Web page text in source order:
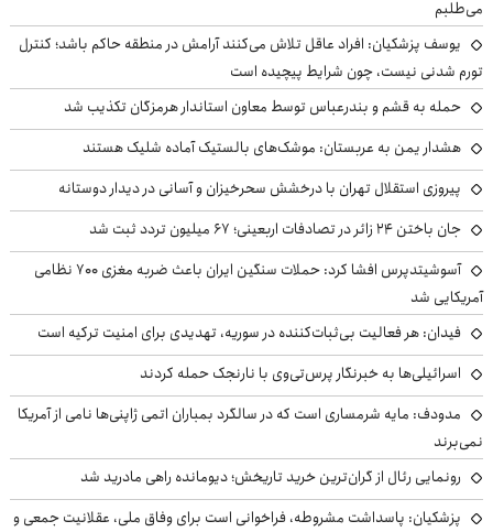
می‌طلبم
یوسف پزشکیان: افراد عاقل تلاش می‌کنند آرامش در منطقه حاکم باشد؛ کنترل
تورم شدنی نیست، چون شرایط پیچیده است
حمله به قشم و بندرعباس توسط معاون استاندار هرمزگان تکذیب شد
هشدار یمن به عربستان: موشک‌های بالستیک آماده شلیک هستند
پیروزی استقلال تهران با درخشش سحرخیزان و آسانی در دیدار دوستانه
جان باختن ۲۴ زائر در تصادفات اربعینی؛ ۶۷ میلیون تردد ثبت شد
آسوشیتدپرس افشا کرد: حملات سنگین ایران باعث ضربه مغزی ۷۰۰ نظامی
آمریکایی شد
فیدان: هر فعالیت بی‌ثبات‌کننده در سوریه، تهدیدی برای امنیت ترکیه است
اسرائیلی‌ها به خبرنگار پرس‌تی‌وی با نارنجک حمله کردند
مدودف: مایه شرمساری است که در سالگرد بمباران اتمی ژاپنی‌ها نامی از آمریکا
نمی‌برند
رونمایی رئال از گران‌ترین خرید تاریخش؛ دیومانده راهی مادرید شد
پزشکیان: پاسداشت مشروطه، فراخوانی است برای وفاق ملی، عقلانیت جمعی و